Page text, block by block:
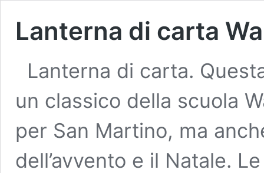
Lanterna di carta
Lanterna di carta.
un classico della scuola
per San Martino, ma
dell’avvento e il Natale.